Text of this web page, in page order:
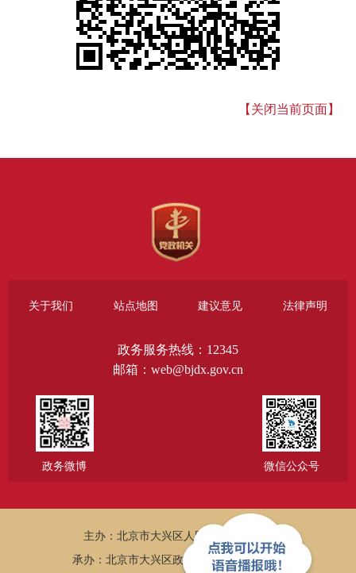
【关闭当前页面】
关于我们 站点地图 建议意见 法律声明
政务服务热线：12345
邮箱：web@bjdx.gov.cn
政务微博 微信公众号
主办：北京市大兴区人民政府办公室
承办：北京市大兴区政务服务和数据管理局